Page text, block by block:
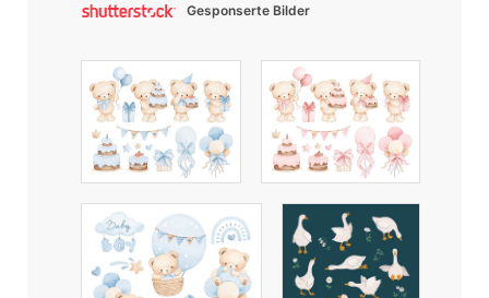
Gesponserte Bilder